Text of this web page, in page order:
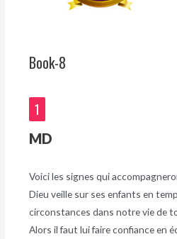
Book-8
1
MD
Voici les signes qui
Dieu veille sur ses enfants en
circonstances dans notre vie de
Alors il faut lui faire confiance en